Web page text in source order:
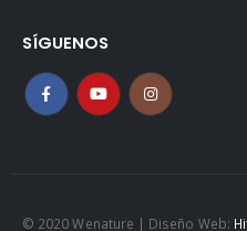
SÍGUENOS
© 2020 Wenature | Diseño Web: